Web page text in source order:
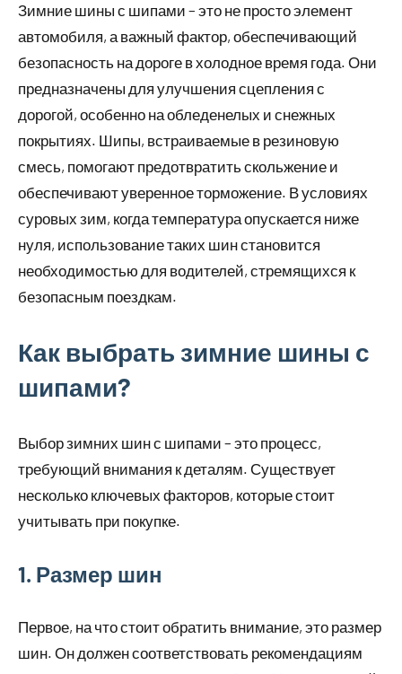
Зимние шины с шипами – это не просто элемент
автомобиля, а важный фактор, обеспечивающий
безопасность на дороге в холодное время года. Они
предназначены для улучшения сцепления с
дорогой, особенно на обледенелых и снежных
покрытиях. Шипы, встраиваемые в резиновую
смесь, помогают предотвратить скольжение и
обеспечивают уверенное торможение. В условиях
суровых зим, когда температура опускается ниже
нуля, использование таких шин становится
необходимостью для водителей, стремящихся к
безопасным поездкам.
Как выбрать зимние шины с
шипами?
Выбор зимних шин с шипами – это процесс,
требующий внимания к деталям. Существует
несколько ключевых факторов, которые стоит
учитывать при покупке.
1. Размер шин
Первое, на что стоит обратить внимание, это размер
шин. Он должен соответствовать рекомендациям